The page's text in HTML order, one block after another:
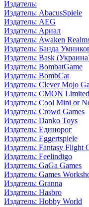
Издатель:
Издатель: AbacusSpiele
Издатель: AEG
Издатель: Ариал
Издатель: Awaken
Издатель: Банда
Издатель: Bask
Издатель: BombatGame
Издатель: BombCat
Издатель: Clever Mojo
Издатель: CMON Limited
Издатель: Cool Mini or
Издатель: Crowd Games
Издатель: Danko Toys
Издатель: Единорог
Издатель: Eggertspiele
Издатель: Fantasy Flight
Издатель: Feelindigo
Издатель: GaGa Games
Издатель: Games
Издатель: Granna
Издатель: Hasbro
Издатель: Hobby World